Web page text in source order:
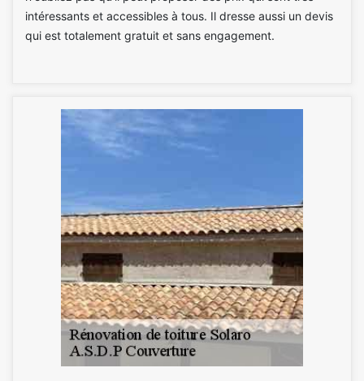
intéressants et accessibles à tous. Il dresse aussi un devis
qui est totalement gratuit et sans engagement.